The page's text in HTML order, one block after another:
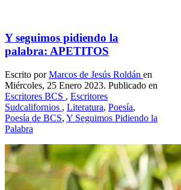
Y seguimos pidiendo la
palabra: APETITOS
Escrito porMarcos de Jesús Roldán en
Miércoles, 25 Enero 2023. Publicado en
Escritores BCS , Escritores
Sudcalifornios , Literatura, Poesía,
Poesía de BCS, Y Seguimos Pidiendo la
Palabra